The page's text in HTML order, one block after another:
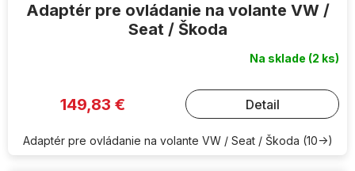
Adaptér pre ovládanie na volante VW /
Seat / Škoda
Na sklade (2 ks)
149,83 € Detail
Adaptér pre ovládanie na volante VW / Seat / Škoda (10->)